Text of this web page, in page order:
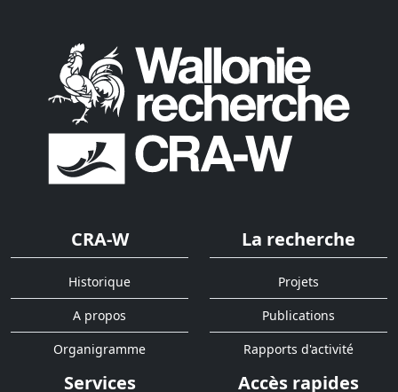
CRA-W
Historique
A propos
Organigramme
La recherche
Projets
Publications
Rapports d'activité
Services Accès rapides